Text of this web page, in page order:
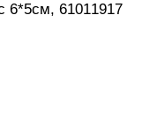
6*5см, 61011917